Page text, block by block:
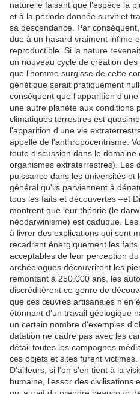
naturelle faisant que l'espèce la
et à la période donnée survit et
sa descendance. Par
due à un hasard vraiment infime
reproductible. Si la nature
un nouveau cycle de création
que l'homme surgisse de cette
génétique serait pratiquement
conséquent que l'apparition
une autre planète aux conditions
climatiques terrestres est
l'apparition d'une vie
appelle de l'anthropocentrisme.
toute discussion dans le
organismes extraterrestres). Les
puissance dans les universités et
général qu'ils parviennent à
tous les faits et découvertes –et
montrent que leur théorie (le
néodarwinisme) est caduque.
à livrer des explications qui sont
recadrent énergiquement les
acceptables de leur perception
archéologues découvrirent les
remontant à 250.000 ans, les
discréditèrent ce genre de
que ces œuvres artisanales n'en
étonnant d'un travail géologique
un certain nombre d'exemples
datation ne cadre pas avec les
détail toutes les campagnes
ces objets et sites furent
D'ailleurs, si l'on s'en tient à la
humaine, l'essor des civilisations